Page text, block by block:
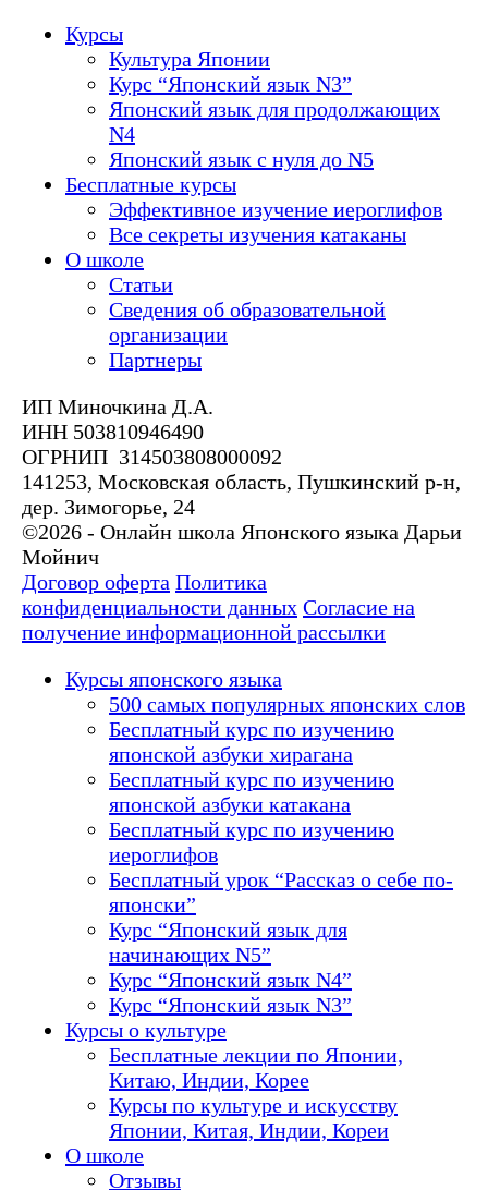
Курсы
Культура Японии
Курс “Японский язык N3”
Японский язык для продолжающих
N4
Японский язык с нуля до N5
Бесплатные курсы
Эффективное изучение иероглифов
Все секреты изучения катаканы
О школе
Статьи
Сведения об образовательной
организации
Партнеры
ИП Миночкина Д.А.
ИНН 503810946490
ОГРНИП 314503808000092
141253, Московская область, Пушкинский р-н,
дер. Зимогорье, 24
©2026 - Онлайн школа Японского языка Дарьи
Мойнич
Договор оферта Политика
конфиденциальности данных Согласие на
получение информационной рассылки
Курсы японского языка
500 самых популярных японских слов
Бесплатный курс по изучению
японской азбуки хирагана
Бесплатный курс по изучению
японской азбуки катакана
Бесплатный курс по изучению
иероглифов
Бесплатный урок “Рассказ о себе по-
японски”
Курс “Японский язык для
начинающих N5”
Курс “Японский язык N4”
Курс “Японский язык N3”
Курсы о культуре
Бесплатные лекции по Японии,
Китаю, Индии, Корее
Курсы по культуре и искусству
Японии, Китая, Индии, Кореи
О школе
Отзывы